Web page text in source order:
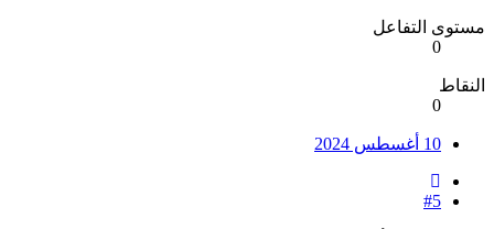
مستوى التفاعل
0
النقاط
0
10 أغسطس 2024
#5